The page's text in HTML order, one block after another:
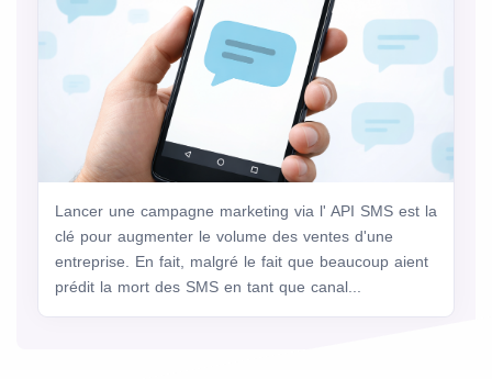
Lancer une campagne marketing via l' API SMS est la
clé pour augmenter le volume des ventes d'une
entreprise. En fait, malgré le fait que beaucoup aient
prédit la mort des SMS en tant que canal...